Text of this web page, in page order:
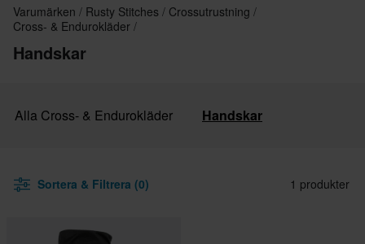
Varumärken Rusty Stitches
Crossutrustning
Cross- & Endurokläder
Handskar
Alla Cross- & Endurokläder Handskar
Sortera & Filtrera (0) 1 produkter